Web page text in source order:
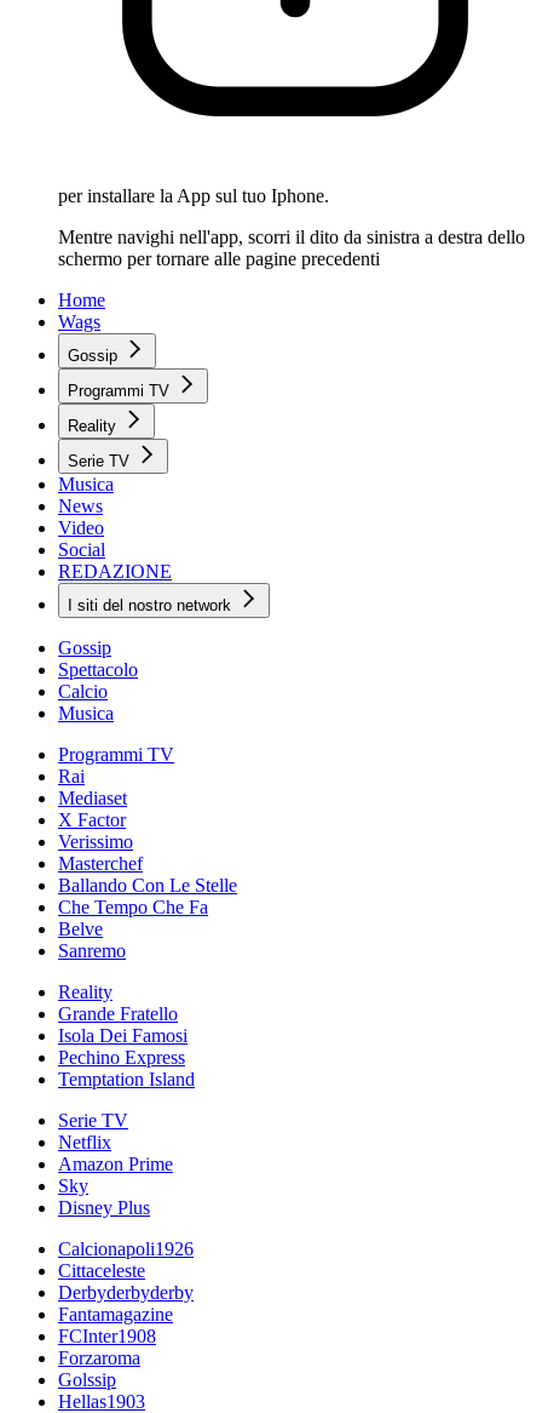
per installare la App sul tuo Iphone.
Mentre navighi nell'app, scorri il dito da sinistra a destra dello
schermo per tornare alle pagine precedenti
Home
Wags
Gossip
Programmi TV
Reality
Serie TV
Musica
News
Video
Social
REDAZIONE
I siti del nostro network
Gossip
Spettacolo
Calcio
Musica
Programmi TV
Rai
Mediaset
X Factor
Verissimo
Masterchef
Ballando Con Le Stelle
Che Tempo Che Fa
Belve
Sanremo
Reality
Grande Fratello
Isola Dei Famosi
Pechino Express
Temptation Island
Serie TV
Netflix
Amazon Prime
Sky
Disney Plus
Calcionapoli1926
Cittaceleste
Derbyderbyderby
Fantamagazine
FCInter1908
Forzaroma
Golssip
Hellas1903